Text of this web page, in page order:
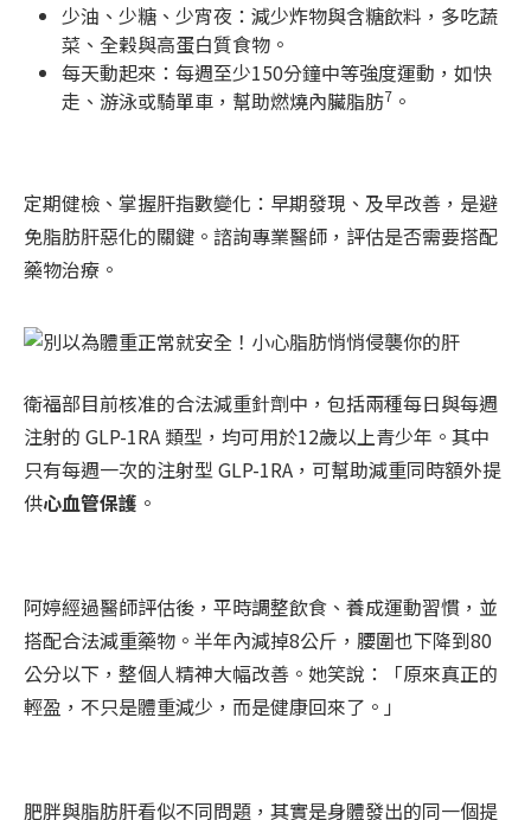
少油、少糖、少宵夜：減少炸物與含糖飲料，多吃蔬
菜、全穀與高蛋白質食物。
每天動起來：每週至少150分鐘中等強度運動，如快
走、游泳或騎單車，幫助燃燒內臟脂肪7 。
定期健檢、掌握肝指數變化：早期發現、及早改善，是避
免脂肪肝惡化的關鍵。諮詢專業醫師，評估是否需要搭配
藥物治療。
衛福部目前核准的合法減重針劑中，包括兩種每日與每週
注射的 GLP-1RA 類型，均可用於12歲以上青少年。其中
只有每週一次的注射型 GLP-1RA，可幫助減重同時額外提
供心血管保護 。
阿婷經過醫師評估後，平時調整飲食、養成運動習慣，並
搭配合法減重藥物。半年內減掉8公斤，腰圍也下降到80
公分以下，整個人精神大幅改善。她笑說：「原來真正的
輕盈，不只是體重減少，而是健康回來了。」
肥胖與脂肪肝看似不同問題，其實是身體發出的同一個提